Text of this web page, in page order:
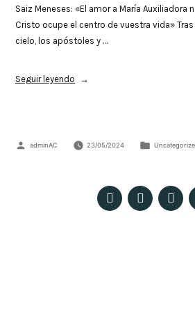
Saiz Meneses: «El amor a María Auxiliadora
Cristo ocupe el centro de vuestra vida» Tras
cielo, los apóstoles y …
Seguir leyendo
adminAC 23/05/2024